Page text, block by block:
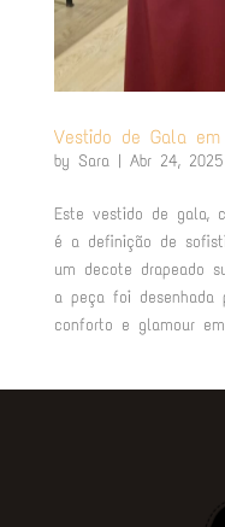
Vestido de Gala em
by Sara| Abr 24, 2025
Este vestido de gala,
é a definição de
um decote drapeado
a peça foi
conforto e glamour